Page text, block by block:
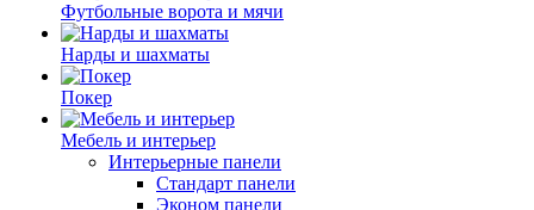
Футбольные ворота и мячи
Нарды и шахматы
Покер
Мебель и интерьер
Интерьерные панели
Стандарт панели
Эконом панели